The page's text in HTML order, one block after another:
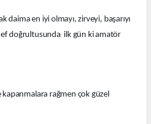
daima en iyi olmayı, zirveyi, başarıyı
doğrultusunda ilk gün ki amatör
kapanmalara rağmen çok güzel